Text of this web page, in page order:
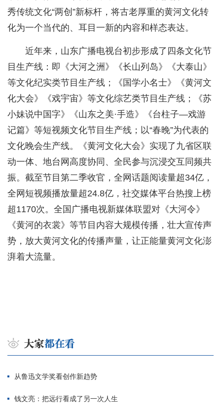
秀传统文化“两创”新标杆，将古老厚重的黄河文化转
化为一个当代的、耳目一新的内容和样态表达。
近年来，山东广播电视台初步形成了四条文化节
目生产线：即《大河之洲》《长山列岛》《大泰山》
等文化纪实类节目生产线；《国学小名士》《黄河文
化大会》《戏宇宙》等文化综艺类节目生产线；《苏
小妹说中国字》《山东之美·手造》《台柱子—戏游
记篇》等短视频文化节目生产线；以“春晚”为代表的
文化晚会生产线。《黄河文化大会》实现了九省区联
动一体、地台网高度协同、全民参与沉浸交互同频共
振。截至节目第二季收官，全网话题阅读量超34亿，
全网短视频播放量超24.8亿，社交媒体平台热搜上榜
超1170次。全国广播电视新媒体联盟对《大河令》
《黄河的衣裳》等节目内容大规模传播，壮大宣传声
势，放大黄河文化的传播声量，让正能量黄河文化澎
湃着大流量。
从鲁迅文学奖看创作新趋势
钱文亮：把远行看成了另一次人生